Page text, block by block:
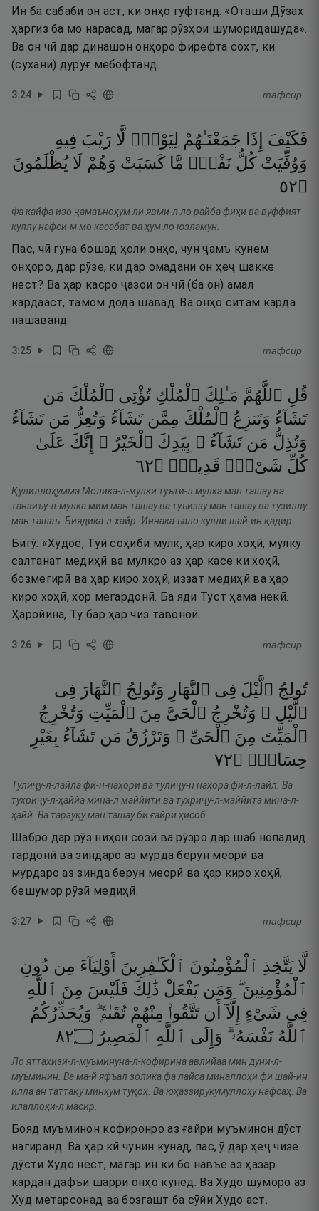
Ин ба сабаби он аст, ки онҳо гуфтанд: «Оташи Дӯзах
ҳаргиз ба мо нарасад, магар рӯзҳои шуморидашуда».
Ва он чӣ дар динашон онҳоро фирефта сохт, ки
(сухани) дуруғ мебофтанд.
3:24 тафсир
فَكَيْفَ إِذَا جَمَعْنَـٰهُمْ لِيَوْمٍۢ لَّا رَيْبَ فِيهِ
وَوُفِّيَتْ كُلُّ نَفْسٍۢ مَّا كَسَبَتْ وَهُمْ لَا يُظْلَمُونَ
۝٢٥
Фа кайфа изо ҷамаъноҳум ли явми-л ло райба фиҳи ва вуффият
куллу нафси-м мо касабат ва ҳум ло юзламун.
Пас, чӣ гуна бошад ҳоли онҳо, чун ҷамъ кунем
онҳоро, дар рӯзе, ки дар омадани он ҳеҷ шакке
нест? Ва ҳар касро ҷазои он чӣ (ба он) амал
кардааст, тамом дода шавад. Ва онҳо ситам карда
нашаванд.
3:25 тафсир
قُلِ ٱللَّهُمَّ مَـٰلِكَ ٱلْمُلْكِ تُؤْتِى ٱلْمُلْكَ مَن
تَشَآءُ وَتَنزِعُ ٱلْمُلْكَ مِمَّن تَشَآءُ وَتُعِزُّ مَن تَشَآءُ
وَتُذِلُّ مَن تَشَآءُ ۖ بِيَدِكَ ٱلْخَيْرُ ۖ إِنَّكَ عَلَىٰ
كُلِّ شَىْءٍۢ قَدِيرٌۭ ۝٢٦
Қулиллоҳумма Молика-л-мулки туъти-л мулка ман ташау ва
танзиъу-л-мулка мим ман ташау ва туъиззу ман ташау ва тузиллу
ман ташаъ. Биядика-л-хайр. Иннака ъало кулли шай-ин қадир.
Бигӯ: «Худоё, Туӣ соҳиби мулк, ҳар киро хоҳӣ, мулку
салтанат медиҳӣ ва мулкро аз ҳар касе ки хоҳӣ,
бозмегирӣ ва ҳар киро хоҳӣ, иззат медиҳӣ ва ҳар
киро хоҳӣ, хор мегардонӣ. Ба яди Туст ҳама некӣ.
Ҳаройина, Ту бар ҳар чиз тавоноӣ.
3:26 тафсир
تُولِجُ ٱلَّيْلَ فِى ٱلنَّهَارِ وَتُولِجُ ٱلنَّهَارَ فِى
ٱلَّيْلِ ۖ وَتُخْرِجُ ٱلْحَىَّ مِنَ ٱلْمَيِّتِ وَتُخْرِجُ
ٱلْمَيِّتَ مِنَ ٱلْحَىِّ ۖ وَتَرْزُقُ مَن تَشَآءُ بِغَيْرِ
حِسَابٍۢ ۝٢٧
Тулиҷу-л-лайла фи-н-наҳори ва тулиҷу-н наҳора фи-л-лайл. Ва
тухриҷу-л-ҳаййа мина-л маййити ва тухриҷу-л-маййита мина-л-
ҳайй. Ва тарзуқу ман ташау би ғайри ҳисоб.
Шабро дар рӯз ниҳон созӣ ва рӯзро дар шаб нопадид
гардонӣ ва зиндаро аз мурда берун меорӣ ва
мурдаро аз зинда берун меорӣ ва ҳар киро хоҳӣ,
бешумор рӯзӣ медиҳӣ.
3:27 тафсир
لَّا يَتَّخِذِ ٱلْمُؤْمِنُونَ ٱلْكَـٰفِرِينَ أَوْلِيَآءَ مِن دُونِ
ٱلْمُؤْمِنِينَ ۖ وَمَن يَفْعَلْ ذَٰلِكَ فَلَيْسَ مِنَ ٱللَّهِ
فِى شَىْءٍ إِلَّآ أَن تَتَّقُوا۟ مِنْهُمْ تُقَىٰةًۭ ۗ وَيُحَذِّرُكُمُ
ٱللَّهُ نَفْسَهُۥ ۗ وَإِلَى ٱللَّهِ ٱلْمَصِيرُ ۝٢٨
Ло яттахизи-л-муъминуна-л-кофирина авлийаа мин дуни-л-
муъминин. Ва ма-й яфъал золика фа лайса миналлоҳи фи шай-ин
илла ан таттақу минҳум туқоҳ. Ва юҳаззирукумуллоҳу нафсаҳ. Ва
илаллоҳи-л масир.
Бояд муъминон кофиронро аз ғайри муъминон дӯст
нагиранд. Ва ҳар кӣ чунин кунад, пас, ӯ дар ҳеҷ чизе
дӯсти Худо нест, магар ин ки бо навъе аз ҳазар
кардан дафъи шарри онҳо кунед. Ва Худо шуморо аз
Худ метарсонад ва бозгашт ба сӯйи Худо аст.